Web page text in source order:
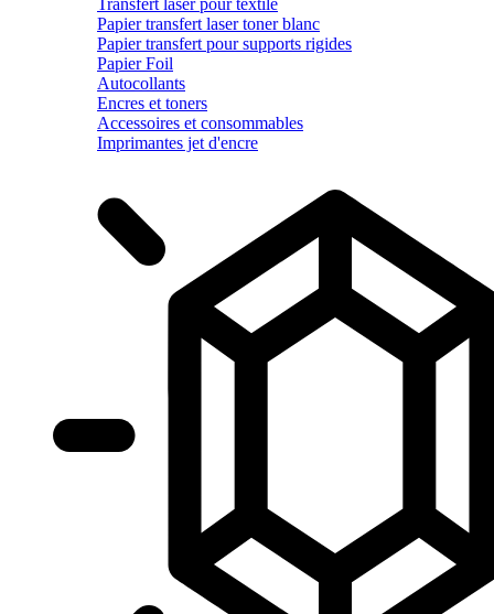
Papier transfert laser toner blanc
Papier transfert pour supports rigides
Papier Foil
Autocollants
Encres et toners
Accessoires et consommables
Imprimantes jet d'encre